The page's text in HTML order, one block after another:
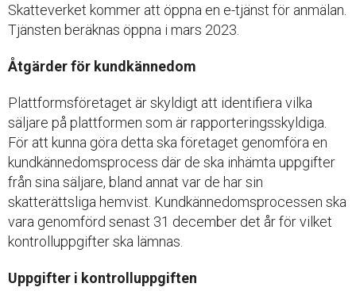
Skatteverket kommer att öppna en e-tjänst för anmälan.
Tjänsten beräknas öppna i mars 2023.
Åtgärder för kundkännedom
Plattformsföretaget är skyldigt att identifiera vilka
säljare på plattformen som är rapporteringsskyldiga.
För att kunna göra detta ska företaget genomföra en
kundkännedomsprocess där de ska inhämta uppgifter
från sina säljare, bland annat var de har sin
skatterättsliga hemvist. Kundkännedomsprocessen ska
vara genomförd senast 31 december det år för vilket
kontrolluppgifter ska lämnas.
Uppgifter i kontrolluppgiften